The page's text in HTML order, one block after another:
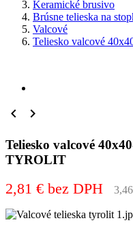
Keramické brusivo
Brúsne telieska na
Valcové
Teliesko valcové
 
Teliesko valcové
TYROLIT
2,81 € bez DPH